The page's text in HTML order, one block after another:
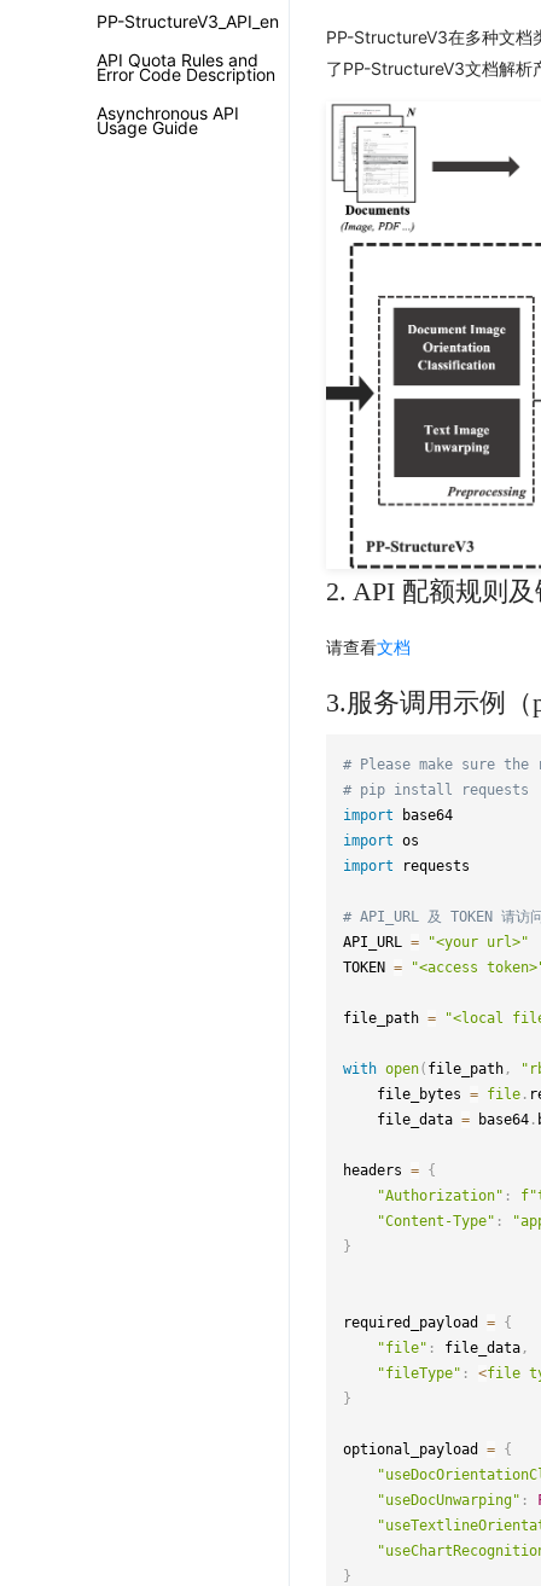
PP-StructureV3_API_en
API Quota Rules and
Error Code Description
Asynchronous API
Usage Guide
PP-StructureV3在多种文档
了PP-StructureV3文档解析
2. API 配额规则
请查看文档
3.服务调用示例（
# Please make sure
# pip install requests
import
import
import requests
# API_URL 及 TOKEN
API_URL =
"<your url>"
TOKEN = "<access
file_path = "<local
with open( file_path ,
    file_bytes
= file .
    file_data
= base64 .
headers = {
"Authorization" :
"Content-Type" :
}
required_payload = {
"file" : file_data ,
"fileType" : <file
}
optional_payload = {
"useDocUnwarping" :
}